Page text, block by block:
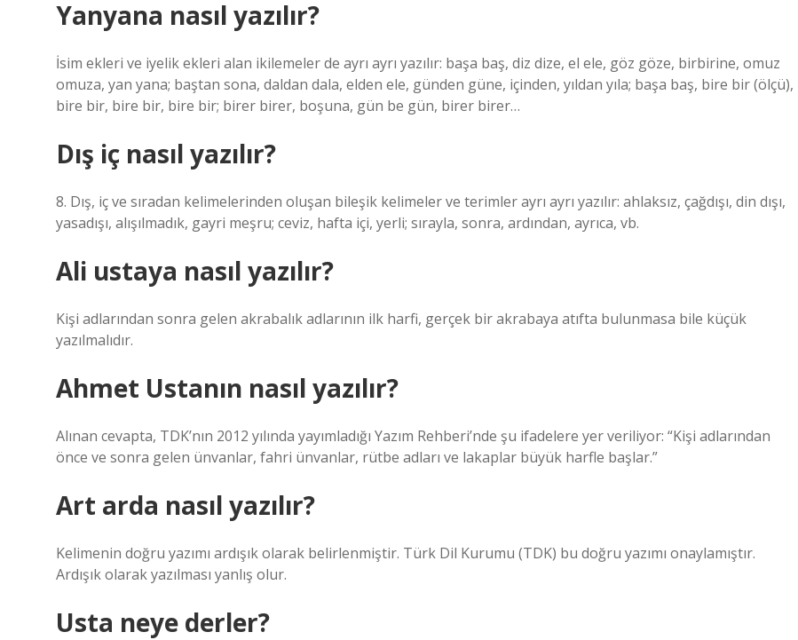
Yanyana nasıl yazılır?
İsim ekleri ve iyelik ekleri alan ikilemeler de ayrı ayrı yazılır: başa baş, diz dize, el ele, göz göze, birbirine, omuz
omuza, yan yana; baştan sona, daldan dala, elden ele, günden güne, içinden, yıldan yıla; başa baş, bire bir (ölçü),
bire bir, bire bir, bire bir; birer birer, boşuna, gün be gün, birer birer…
Dış iç nasıl yazılır?
8. Dış, iç ve sıradan kelimelerinden oluşan bileşik kelimeler ve terimler ayrı ayrı yazılır: ahlaksız, çağdışı, din dışı,
yasadışı, alışılmadık, gayri meşru; ceviz, hafta içi, yerli; sırayla, sonra, ardından, ayrıca, vb.
Ali ustaya nasıl yazılır?
Kişi adlarından sonra gelen akrabalık adlarının ilk harfi, gerçek bir akrabaya atıfta bulunmasa bile küçük
yazılmalıdır.
Ahmet Ustanın nasıl yazılır?
Alınan cevapta, TDK’nın 2012 yılında yayımladığı Yazım Rehberi’nde şu ifadelere yer veriliyor: “Kişi adlarından
önce ve sonra gelen ünvanlar, fahri ünvanlar, rütbe adları ve lakaplar büyük harfle başlar.”
Art arda nasıl yazılır?
Kelimenin doğru yazımı ardışık olarak belirlenmiştir. Türk Dil Kurumu (TDK) bu doğru yazımı onaylamıştır.
Ardışık olarak yazılması yanlış olur.
Usta neye derler?